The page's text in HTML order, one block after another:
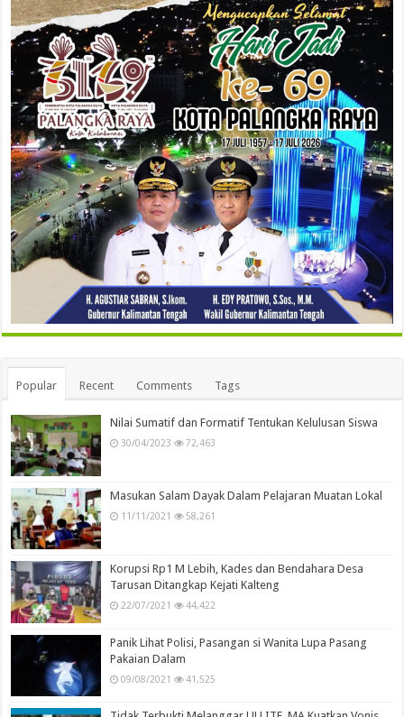
Popular Recent Comments Tags
Nilai Sumatif dan Formatif Tentukan Kelulusan Siswa
30/04/2023 72,463
Masukan Salam Dayak Dalam Pelajaran Muatan Lokal
11/11/2021 58,261
Korupsi Rp1 M Lebih, Kades dan Bendahara Desa
Tarusan Ditangkap Kejati Kalteng
22/07/2021 44,422
Panik Lihat Polisi, Pasangan si Wanita Lupa Pasang
Pakaian Dalam
09/08/2021 41,525